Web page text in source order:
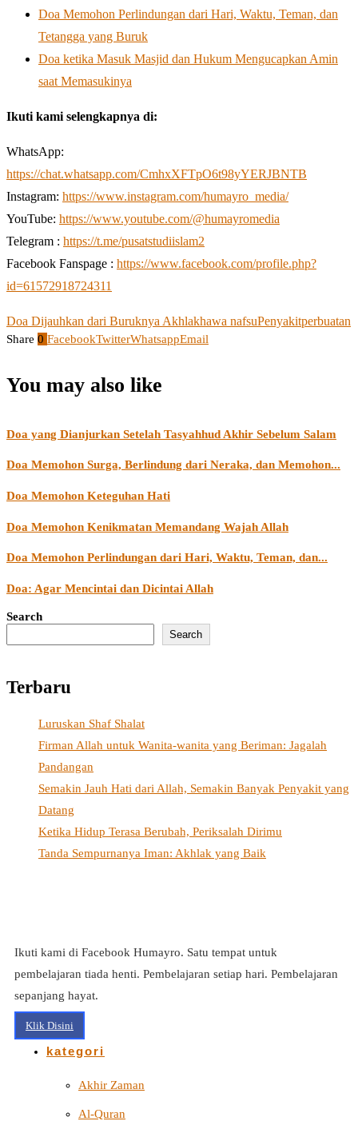
Doa Memohon Perlindungan dari Hari, Waktu, Teman, dan
Tetangga yang Buruk
Doa ketika Masuk Masjid dan Hukum Mengucapkan Amin
saat Memasukinya
Ikuti kami selengkapnya di:
WhatsApp:
https://chat.whatsapp.com/CmhxXFTpO6t98yYERJBNTB
Instagram: https://www.instagram.com/humayro_media/
YouTube: https://www.youtube.com/@humayromedia
Telegram : https://t.me/pusatstudiislam2
Facebook Fanspage : https://www.facebook.com/profile.php?
id=61572918724311
Doa Dijauhkan dari Buruknya Akhlakhawa nafsuPenyakitperbuatan
Share 0 FacebookTwitterWhatsappEmail
You may also like
Doa yang Dianjurkan Setelah Tasyahhud Akhir Sebelum Salam
Doa Memohon Surga, Berlindung dari Neraka, dan Memohon...
Doa Memohon Keteguhan Hati
Doa Memohon Kenikmatan Memandang Wajah Allah
Doa Memohon Perlindungan dari Hari, Waktu, Teman, dan...
Doa: Agar Mencintai dan Dicintai Allah
Search
Search
Terbaru
Luruskan Shaf Shalat
Firman Allah untuk Wanita-wanita yang Beriman: Jagalah
Pandangan
Semakin Jauh Hati dari Allah, Semakin Banyak Penyakit yang
Datang
Ketika Hidup Terasa Berubah, Periksalah Dirimu
Tanda Sempurnanya Iman: Akhlak yang Baik
Ikuti kami di Facebook Humayro. Satu tempat untuk
pembelajaran tiada henti. Pembelajaran setiap hari. Pembelajaran
sepanjang hayat.
Klik Disini
kategori
Akhir Zaman
Al-Quran